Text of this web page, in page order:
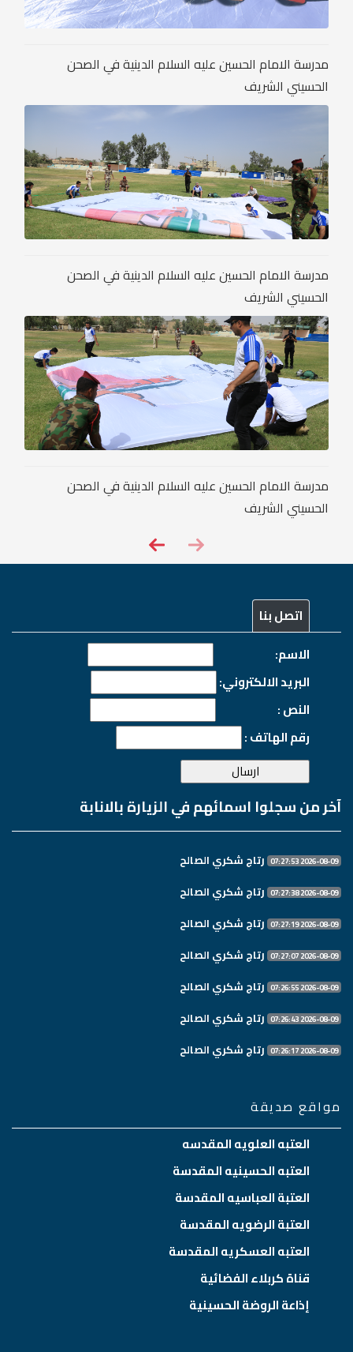
مدرسة الامام الحسين عليه السلام الدينية في الصحن
الحسيني الشريف
مدرسة الامام الحسين عليه السلام الدينية في الصحن
الحسيني الشريف
مدرسة الامام الحسين عليه السلام الدينية في الصحن
الحسيني الشريف
اتصل بنا
الاسم:
البريد الالكتروني:
النص :
رقم الهاتف :
آخر من سجلوا اسمائهم في الزيارة بالانابة
2026-08-09 07:27:53 رتاج شكري الصالح
2026-08-09 07:27:38 رتاج شكري الصالح
2026-08-09 07:27:19 رتاج شكري الصالح
2026-08-09 07:27:07 رتاج شكري الصالح
2026-08-09 07:26:55 رتاج شكري الصالح
2026-08-09 07:26:43 رتاج شكري الصالح
2026-08-09 07:26:17 رتاج شكري الصالح
مواقع صديقة
العتبه العلويه المقدسه
العتبه الحسينيه المقدسة
العتبة العباسيه المقدسة
العتبة الرضويه المقدسة
العتبه العسكريه المقدسة
قناة كربلاء الفضائية
إذاعة الروضة الحسينية